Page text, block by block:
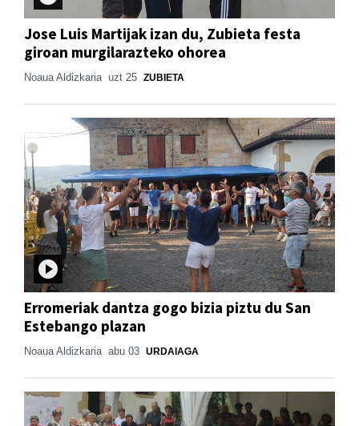
Jose Luis Martijak izan du, Zubieta festa
giroan murgilarazteko ohorea
Noaua Aldizkaria uzt 25 ZUBIETA
Erromeriak dantza gogo bizia piztu du San
Estebango plazan
Noaua Aldizkaria abu 03 URDAIAGA